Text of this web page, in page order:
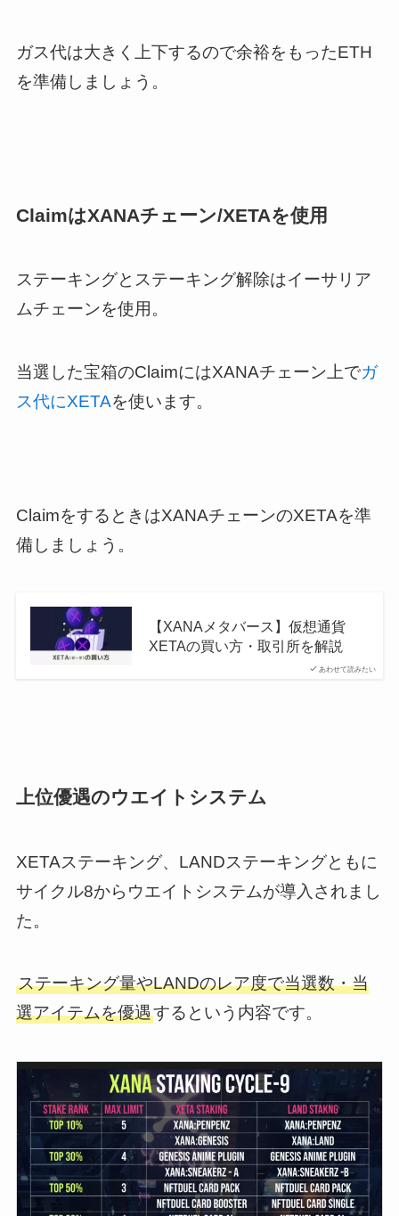
ガス代は大きく上下するので余裕をもったETH
を準備しましょう。
ClaimはXANAチェーン/XETAを使用
ステーキングとステーキング解除はイーサリア
ムチェーンを使用。
当選した宝箱のClaimにはXANAチェーン上でガ
ス代にXETAを使います。
ClaimをするときはXANAチェーンのXETAを準
備しましょう。
あわせて読みたい
【XANAメタバース】仮想通貨
XETAの買い方・取引所を解説
上位優遇のウエイトシステム
XETAステーキング、LANDステーキングともに
サイクル8からウエイトシステムが導入されまし
た。
ステーキング量やLANDのレア度で当選数・当
選アイテムを優遇するという内容です。